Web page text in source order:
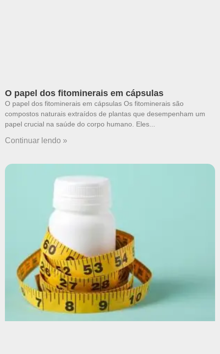
O papel dos fitominerais em cápsulas
O papel dos fitominerais em cápsulas Os fitominerais são
compostos naturais extraídos de plantas que desempenham um
papel crucial na saúde do corpo humano. Eles
Continuar lendo »